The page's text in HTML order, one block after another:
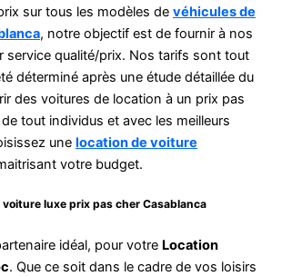
sur tous les modèles de véhicules de
, notre objectif est de fournir à nos
service qualité/prix. Nos tarifs sont tout
déterminé après une étude détaillée du
des voitures de location à un prix pas
tout individus et avec les meilleurs
une location de voiture
votre budget.
luxe prix pas cher Casablanca
idéal, pour votre Location
. Que ce soit dans le cadre de vos loisirs